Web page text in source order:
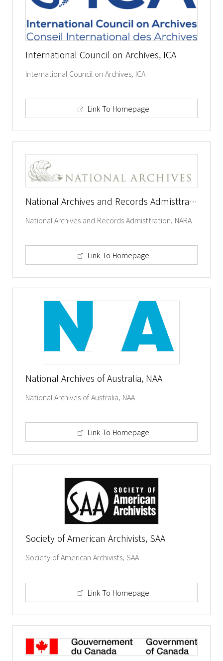
International Council on Archives, ICA
International Council on Archives, ICA
Link To Homepage
National Archives and Records Admisttration, NARA
National Archives and Records Admisttration, NARA
Link To Homepage
National Archives of Australia, NAA
National Archives of Australia, NAA
Link To Homepage
Society of American Archivists, SAA
Society of American Archivists, SAA
Link To Homepage